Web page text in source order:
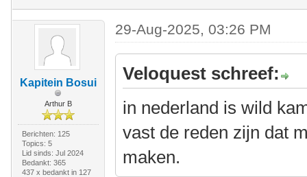
Kapitein Bosui
Arthur B
Berichten: 125
Topics: 5
Lid sinds: Jul 2024
Bedankt: 365
437 x bedankt in 127
29-Aug-2025, 03:26 PM
Veloquest schreef:
in nederland is wild
vast de reden zijn dat
maken.